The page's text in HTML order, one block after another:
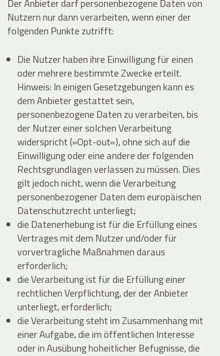
Der Anbieter darf personenbezogene Daten von
Nutzern nur dann verarbeiten, wenn einer der
folgenden Punkte zutrifft:
Die Nutzer haben ihre Einwilligung für einen
oder mehrere bestimmte Zwecke erteilt.
Hinweis: In einigen Gesetzgebungen kann es
dem Anbieter gestattet sein,
personenbezogene Daten zu verarbeiten, bis
der Nutzer einer solchen Verarbeitung
widerspricht (»Opt-out«), ohne sich auf die
Einwilligung oder eine andere der folgenden
Rechtsgrundlagen verlassen zu müssen. Dies
gilt jedoch nicht, wenn die Verarbeitung
personenbezogener Daten dem europäischen
Datenschutzrecht unterliegt;
die Datenerhebung ist für die Erfüllung eines
Vertrages mit dem Nutzer und/oder für
vorvertragliche Maßnahmen daraus
erforderlich;
die Verarbeitung ist für die Erfüllung einer
rechtlichen Verpflichtung, der der Anbieter
unterliegt, erforderlich;
die Verarbeitung steht im Zusammenhang mit
einer Aufgabe, die im öffentlichen Interesse
oder in Ausübung hoheitlicher Befugnisse, die